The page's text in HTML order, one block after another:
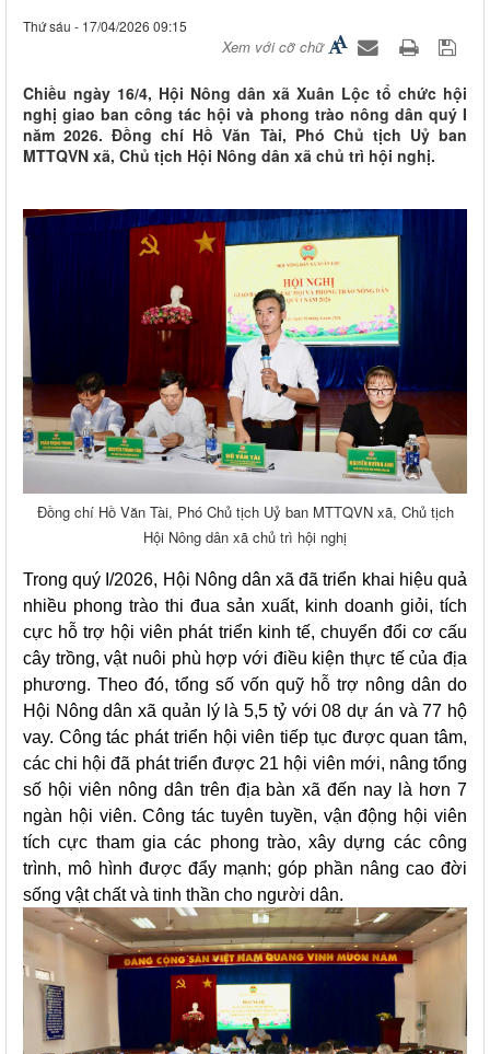
Thứ sáu - 17/04/2026 09:15
Xem với cỡ chữ
Chiều ngày 16/4, Hội Nông dân xã Xuân Lộc tổ chức hội
nghị giao ban công tác hội và phong trào nông dân quý I
năm 2026. Đồng chí Hồ Văn Tài, Phó Chủ tịch Uỷ ban
MTTQVN xã, Chủ tịch Hội Nông dân xã chủ trì hội nghị.
Đồng chí Hồ Văn Tài, Phó Chủ tịch Uỷ ban MTTQVN xã, Chủ tịch
Hội Nông dân xã chủ trì hội nghị
Trong quý I/2026, Hội Nông dân xã đã triển khai hiệu quả
nhiều phong trào thi đua sản xuất, kinh doanh giỏi, tích
cực hỗ trợ hội viên phát triển kinh tế, chuyển đổi cơ cấu
cây trồng, vật nuôi phù hợp với điều kiện thực tế của địa
phương. Theo đó, tổng số vốn quỹ hỗ trợ nông dân do
Hội Nông dân xã quản lý là 5,5 tỷ với 08 dự án và 77 hộ
vay. Công tác phát triển hội viên tiếp tục được quan tâm,
các chi hội đã phát triển được 21 hội viên mới, nâng tổng
số hội viên nông dân trên địa bàn xã đến nay là hơn 7
ngàn hội viên. Công tác tuyên tuyền, vận động hội viên
tích cực tham gia các phong trào, xây dựng các công
trình, mô hình được đẩy mạnh; góp phần nâng cao đời
sống vật chất và tinh thần cho người dân.